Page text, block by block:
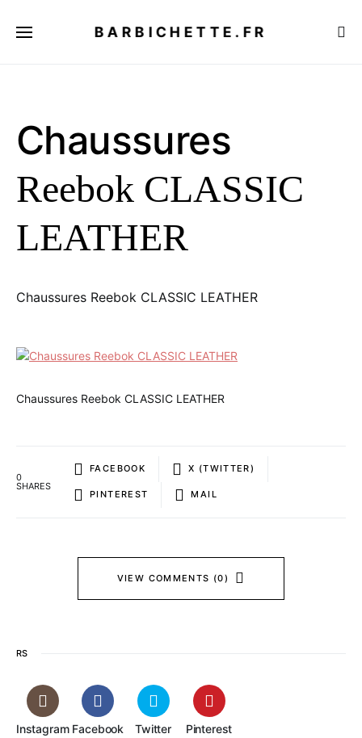
BARBICHETTE.FR
Chaussures
Reebok CLASSIC
LEATHER
Chaussures Reebok CLASSIC LEATHER
Chaussures Reebok CLASSIC LEATHER
0
SHARES
FACEBOOK X (TWITTER)
PINTEREST MAIL
VIEW COMMENTS (0)
RS
Instagram Facebook Twitter Pinterest